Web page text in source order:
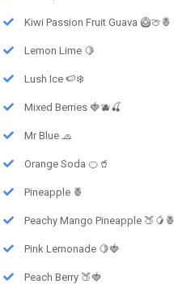
Kiwi Passion Fruit Guava 🥝🍈🍍
Lemon Lime 🍋
Lush Ice 🍉❄️
Mixed Berries 🍓🫐🍒
Mr Blue 🧢
Orange Soda 🍊🥤
Pineapple 🍍
Peachy Mango Pineapple 🍑🥭🍍
Pink Lemonade 🍋🍓
Peach Berry 🍑🍓